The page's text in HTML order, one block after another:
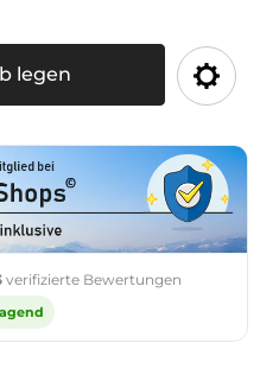
legen
verifizierte Bewertungen